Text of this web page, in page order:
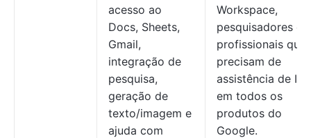
acesso ao
Docs, Sheets,
Gmail,
integração de
pesquisa,
geração de
texto/imagem e
ajuda com
Workspace,
pesquisadores e
profissionais que
precisam de
assistência de IA
em todos os
produtos do
Google.